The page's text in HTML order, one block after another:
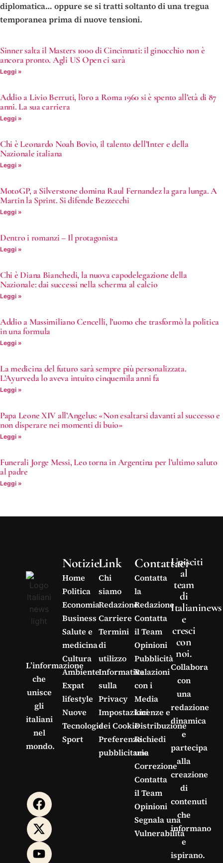
diplomatica… oppure se si tratti soltanto di una tregua
temporanea prima di nuove tensioni.
Sinner salta il Masters 1000 di Cincinnati: il ginocchio non è
ancora pronto. Agli US Open ci sarà
Leggi »
Addio a Livio Berruti, l’oro a Roma 1960 si è spento all’età di 87
anni. La sua carriera
Leggi »
Chi è Leonardo Noah Bovio, il talento dell’Inter e della
Nazionale italiana
Leggi »
MotoGP, a Silverstone domina Raul Fernandez la gara lunga. A
Martin la Sprint. Si difende Bezzecchi
Leggi »
Dentro i romanzi – Il protagonista
Leggi »
Chi è Diana Bianchedi, la nuova capodelegazione della
Nazionale: dai successi nella scherma al calcio
Leggi »
Addio a Massimiliano Cencelli, l’uomo che trasformò la politica
in una formula
Leggi »
La medicina del futuro sarà sempre più personalizzata.
L’Ayurveda lo aveva intuito cinquemila anni fa
Leggi »
Papa Leone XIV all’Angelus: «Non esaltarsi davanti al successo e
non disperare nei momenti di buio»
Leggi »
Funerali Jorge Messi, Leo torna in Argentina per l’ultimo saluto
al padre
Leggi »
L’informazione
che
unisce
gli
italiani
nel
mondo.
Notizie
Home
Politica
Economia
Business
Salute e
medicina
Cultura
Ambiente
Expat
lifestyle
Nuove
Tecnologie
Sport
Link
Chi
siamo
Redazione
Carriere
Termini
di
utilizzo
Informativa
sulla
Privacy
Impostazioni
dei Cookie
Preferenze
pubblicitarie
Contattaci
Contatta
la
Redazione
Contatta
il Team
Opinioni
Pubblicità
Relazioni
con i
Media
Licenze e
Distribuzione
Richiedi
una
Correzione
Contatta
il Team
Opinioni
Segnala una
Vulnerabilità
Unisciti
al
team
di
Italianinews
e
cresci
con
noi.
Collabora
con
una
redazione
dinamica
e
partecipa
alla
creazione
di
contenuti
che
informano
e
ispirano.